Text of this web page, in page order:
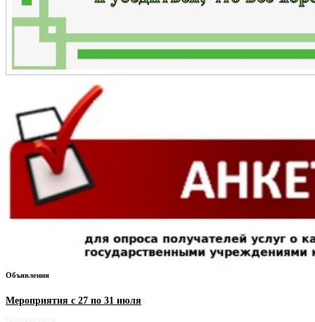
Объявления
Мероприятия с 27 по 31 июля